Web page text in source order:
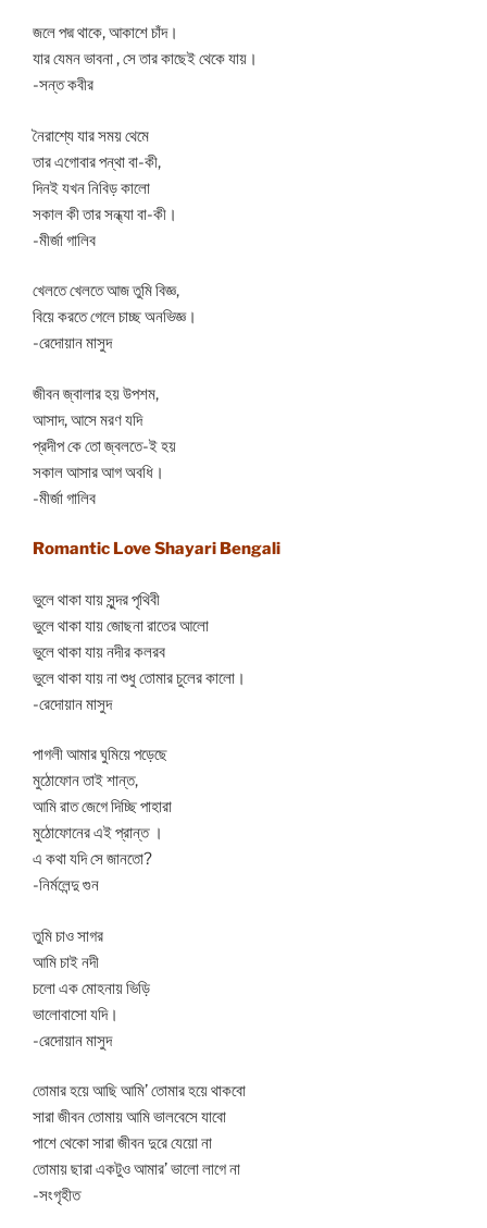
জলে পদ্ম থাকে, আকাশে চাঁদ।
যার যেমন ভাবনা , সে তার কাছেই থেকে যায়।
-সন্ত কবীর
নৈরাশ্যে যার সময় থেমে
তার এগোবার পন্থা বা-কী,
দিনই যখন নিবিড় কালো
সকাল কী তার সন্ধ্যা বা-কী।
-মীর্জা গালিব
খেলতে খেলতে আজ তুমি বিজ্ঞ,
বিয়ে করতে গেলে চাচ্ছ অনভিজ্ঞ।
-রেদোয়ান মাসুদ
জীবন জ্বালার হয় উপশম,
আসাদ, আসে মরণ যদি
প্রদীপ কে তো জ্বলতে-ই হয়
সকাল আসার আগ অবধি।
-মীর্জা গালিব
Romantic Love Shayari Bengali
ভুলে থাকা যায় সুন্দর পৃথিবী
ভুলে থাকা যায় জোছনা রাতের আলো
ভুলে থাকা যায় নদীর কলরব
ভুলে থাকা যায় না শুধু তোমার চুলের কালো।
-রেদোয়ান মাসুদ
পাগলী আমার ঘুমিয়ে পড়েছে
মুঠোফোন তাই শান্ত,
আমি রাত জেগে দিচ্ছি পাহারা
মুঠোফোনের এই প্রান্ত ।
এ কথা যদি সে জানতো?
-নির্মলেন্দু গুন
তুমি চাও সাগর
আমি চাই নদী
চলো এক মোহনায় ভিড়ি
ভালোবাসো যদি।
-রেদোয়ান মাসুদ
তোমার হয়ে আছি আমি’ তোমার হয়ে থাকবো
সারা জীবন তোমায় আমি ভালবেসে যাবো
পাশে থেকো সারা জীবন দুরে যেয়ো না
তোমায় ছারা একটুও আমার’ ভালো লাগে না
-সংগৃহীত